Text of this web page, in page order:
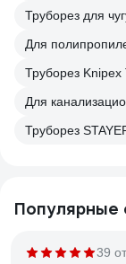
Труборез для
Для
Труборез Knipex
Для
Труборез
Популярные
39